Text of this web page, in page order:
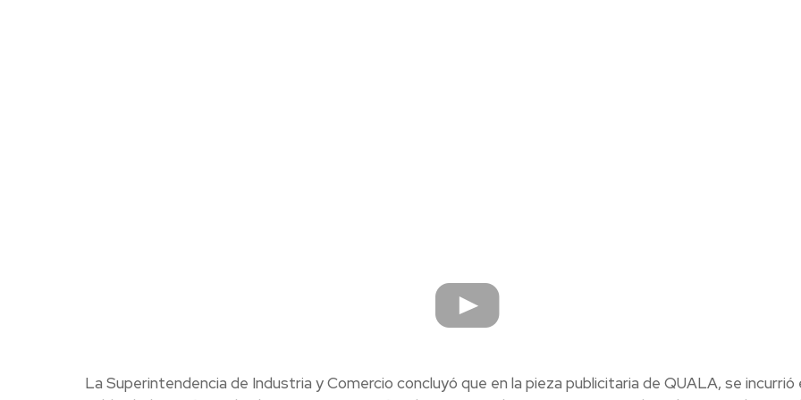
La Superintendencia de Industria y Comercio concluyó que en la pieza publicitaria de QUALA, se incurrió